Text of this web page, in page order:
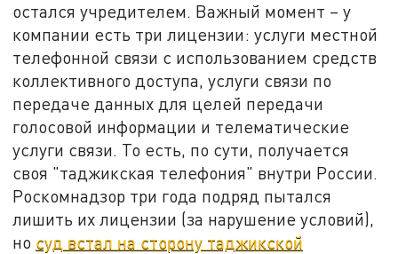
остался учредителем. Важный момент – у
компании есть три лицензии: услуги местной
телефонной связи с использованием средств
коллективного доступа, услуги связи по
передаче данных для целей передачи
голосовой информации и телематические
услуги связи. То есть, по сути, получается
своя "таджикская телефония" внутри России.
Роскомнадзор три года подряд пытался
лишить их лицензии (за нарушение условий),
но суд встал на сторону таджикской